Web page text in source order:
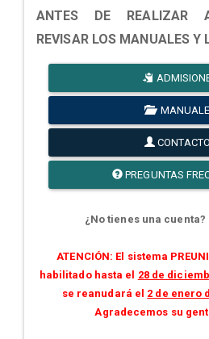
ANTES DE REALIZAR
REVISAR LOS MANUALES Y
PREGUNTAS
¿No tienes una cuenta?
ATENCIÓN: El sistema
habilitado hasta el 28 de
se reanudará el 2 de enero
Agradecemos su